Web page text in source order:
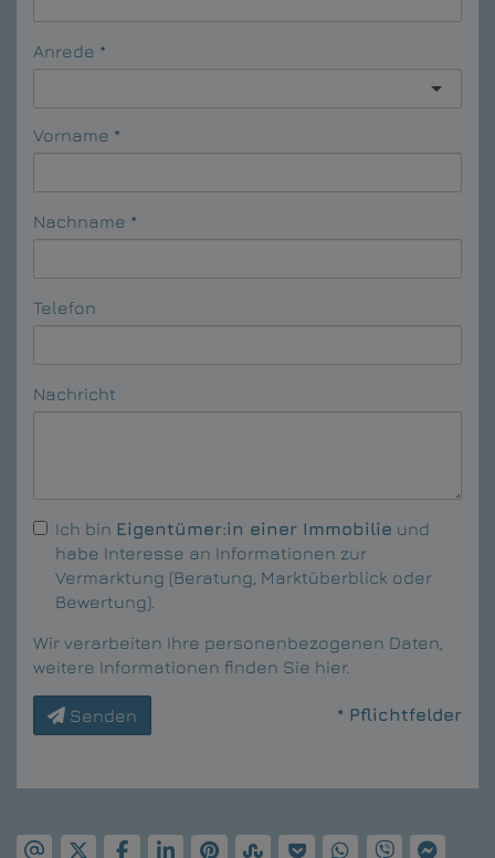
Anrede
Vorname
Nachname
Telefon
Nachricht
Ich bin Eigentümer:in einer Immobilie und
habe Interesse an Informationen zur
Vermarktung (Beratung, Marktüberblick oder
Bewertung).
Wir verarbeiten Ihre personenbezogenen Daten,
weitere Informationen finden Sie hier.
Senden * Pflichtfelder